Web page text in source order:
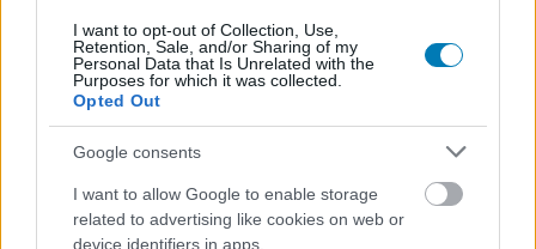
I want to opt-out of Collection, Use,
Retention, Sale, and/or Sharing of my
Personal Data that Is Unrelated with the
Purposes for which it was collected.
Opted Out
Google consents
I want to allow Google to enable storage
related to advertising like cookies on web or
device identifiers in apps.
Colby Minifie, aki a The Boys című sorozatban Ashley
Barrett szerepéről ismert, elárulta, hogy a sorozat írói
egyelőre lakat alatt tartják az ötödik és egyben utolsó
adott interjújában Minifie kifejtette, hogy még a
színészek is sötétben tapogatóznak azzal kapcsolatban,
hogyan zárul majd a sorozat. Az utolsó évadban a világ a